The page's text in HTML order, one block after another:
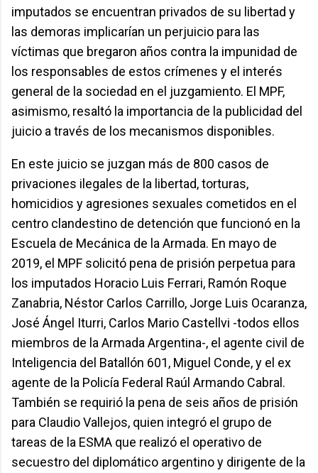
imputados se encuentran privados de su libertad y
las demoras implicarían un perjuicio para las
víctimas que bregaron años contra la impunidad de
los responsables de estos crímenes y el interés
general de la sociedad en el juzgamiento. El MPF,
asimismo, resaltó la importancia de la publicidad del
juicio a través de los mecanismos disponibles.
En este juicio se juzgan más de 800 casos de
privaciones ilegales de la libertad, torturas,
homicidios y agresiones sexuales cometidos en el
centro clandestino de detención que funcionó en la
Escuela de Mecánica de la Armada. En mayo de
2019, el MPF solicitó pena de prisión perpetua para
los imputados Horacio Luis Ferrari, Ramón Roque
Zanabria, Néstor Carlos Carrillo, Jorge Luis Ocaranza,
José Ángel Iturri, Carlos Mario Castellvi -todos ellos
miembros de la Armada Argentina-, el agente civil de
Inteligencia del Batallón 601, Miguel Conde, y el ex
agente de la Policía Federal Raúl Armando Cabral.
También se requirió la pena de seis años de prisión
para Claudio Vallejos, quien integró el grupo de
tareas de la ESMA que realizó el operativo de
secuestro del diplomático argentino y dirigente de la